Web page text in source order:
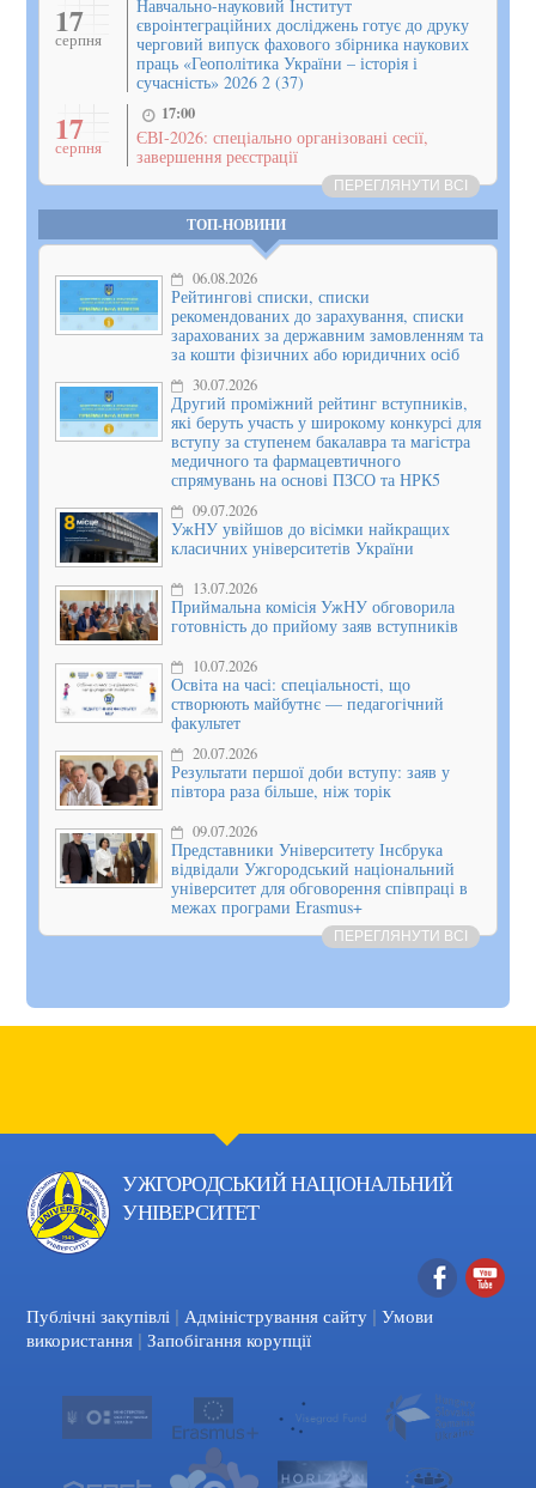
17
серпня
Навчально-науковий Інститут
євроінтеграційних досліджень готує до друку
черговий випуск фахового збірника наукових
праць «Геополітика України – історія і
сучасність» 2026 2 (37)
17
серпня
17:00
ЄВІ-2026: спеціально організовані сесії,
завершення реєстрації
ПЕРЕГЛЯНУТИ ВСІ
ТОП-НОВИНИ
06.08.2026
Рейтингові списки, списки
рекомендованих до зарахування, списки
зарахованих за державним замовленням та
за кошти фізичних або юридичних осіб
30.07.2026
Другий проміжний рейтинг вступників,
які беруть участь у широкому конкурсі для
вступу за ступенем бакалавра та магістра
медичного та фармацевтичного
спрямувань на основі ПЗСО та НРК5
09.07.2026
УжНУ увійшов до вісімки найкращих
класичних університетів України
13.07.2026
Приймальна комісія УжНУ обговорила
готовність до прийому заяв вступників
10.07.2026
Освіта на часі: спеціальності, що
створюють майбутнє — педагогічний
факультет
20.07.2026
Результати першої доби вступу: заяв у
півтора раза більше, ніж торік
09.07.2026
Представники Університету Інсбрука
відвідали Ужгородський національний
університет для обговорення співпраці в
межах програми Erasmus+
ПЕРЕГЛЯНУТИ ВСІ
УЖГОРОДСЬКИЙ НАЦІОНАЛЬНИЙ
УНІВЕРСИТЕТ
Facebook
Публічні закупівлі | Адміністрування сайту | Умови
використання | Запобігання корупції